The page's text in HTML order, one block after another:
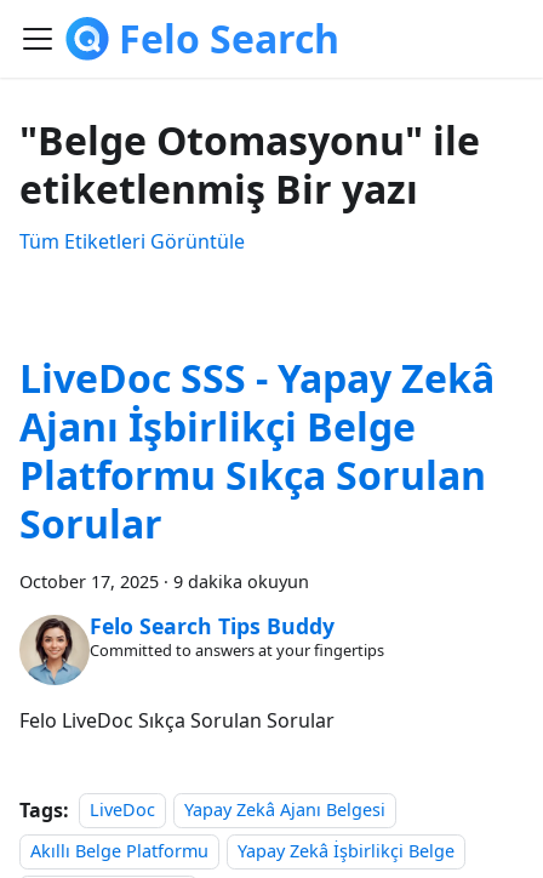
Felo Search
"Belge Otomasyonu" ile
etiketlenmiş Bir yazı
Tüm Etiketleri Görüntüle
LiveDoc SSS - Yapay Zekâ
Ajanı İşbirlikçi Belge
Platformu Sıkça Sorulan
Sorular
October 17, 2025 · 9 dakika okuyun
Felo Search Tips Buddy
Committed to answers at your fingertips
Felo LiveDoc Sıkça Sorulan Sorular
Tags: LiveDoc
Yapay Zekâ Ajanı Belgesi
Akıllı Belge Platformu
Yapay Zekâ İşbirlikçi Belge